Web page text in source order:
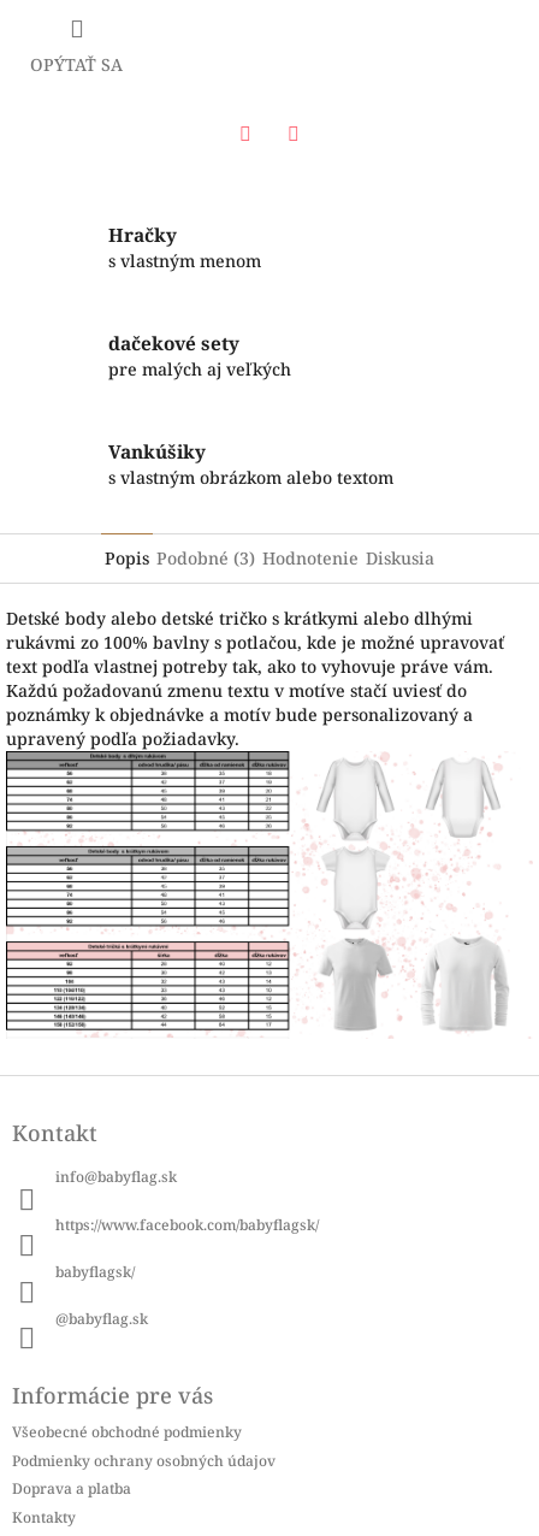
OPÝTAŤ SA
Hračky
s vlastným menom
dačekové sety
pre malých aj veľkých
Vankúšiky
s vlastným obrázkom alebo textom
Popis Podobné (3) Hodnotenie Diskusia
Detské body alebo detské tričko s krátkymi alebo dlhými
rukávmi zo 100% bavlny s potlačou, kde je možné upravovať
text podľa vlastnej potreby tak, ako to vyhovuje práve vám.
Každú požadovanú zmenu textu v motíve stačí uviesť do
poznámky k objednávke a motív bude personalizovaný a
upravený podľa požiadavky.
pKontakt
info@babyflag.sk
https://www.facebook.com/babyflagsk/
babyflagsk/
@babyflag.sk
Informácie pre vás
Všeobecné obchodné podmienky
Podmienky ochrany osobných údajov
Doprava a platba
Kontakty